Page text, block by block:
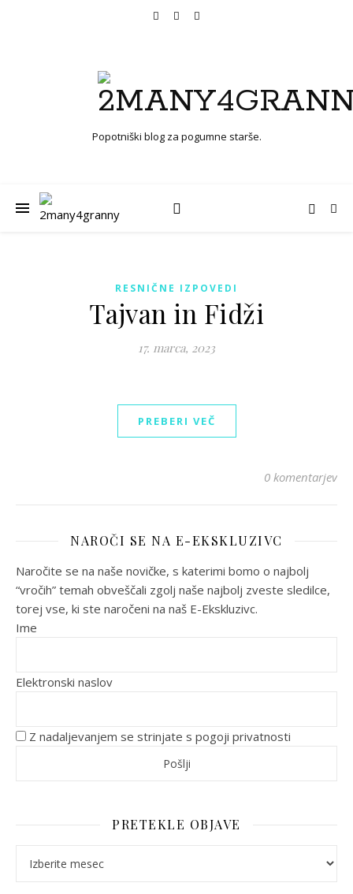
Popotniški blog za pogumne starše.
RESNIČNE IZPOVEDI
Tajvan in Fidži
17. marca, 2023
PREBERI VEČ
0 komentarjev
NAROČI SE NA E-EKSKLUZIVC
Naročite se na naše novičke, s katerimi bomo o najbolj
“vročih” temah obveščali zgolj naše najbolj zveste sledilce,
torej vse, ki ste naročeni na naš E-Ekskluzivc.
Ime
Elektronski naslov
Z nadaljevanjem se strinjate s pogoji privatnosti
PRETEKLE OBJAVE